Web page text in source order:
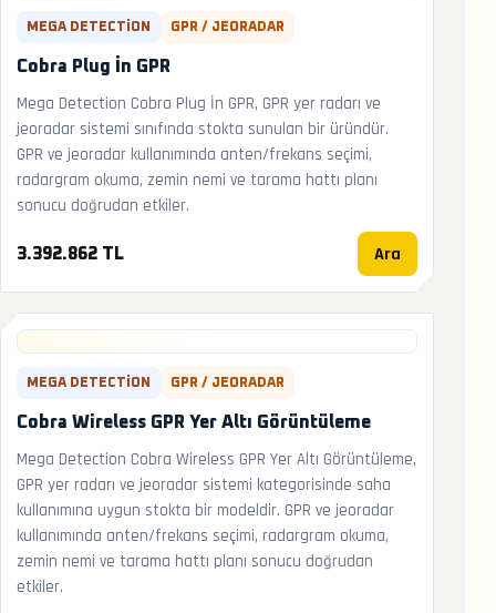
MEGA DETECTION GPR / JEORADAR
Cobra Plug İn GPR
Mega Detection Cobra Plug İn GPR, GPR yer radarı ve
jeoradar sistemi sınıfında stokta sunulan bir üründür.
GPR ve jeoradar kullanımında anten/frekans seçimi,
radargram okuma, zemin nemi ve tarama hattı planı
sonucu doğrudan etkiler.
3.392.862 TL Ara
MEGA DETECTION GPR / JEORADAR
Cobra Wireless GPR Yer Altı Görüntüleme
Mega Detection Cobra Wireless GPR Yer Altı Görüntüleme,
GPR yer radarı ve jeoradar sistemi kategorisinde saha
kullanımına uygun stokta bir modeldir. GPR ve jeoradar
kullanımında anten/frekans seçimi, radargram okuma,
zemin nemi ve tarama hattı planı sonucu doğrudan
etkiler.